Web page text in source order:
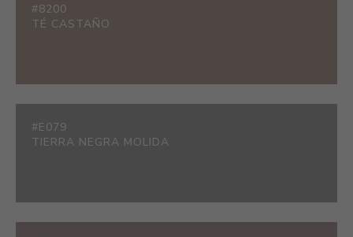
#8200
TÉ CASTAÑO
#E079
TIERRA NEGRA MOLIDA